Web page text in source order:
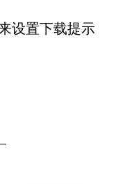
设置下载提示